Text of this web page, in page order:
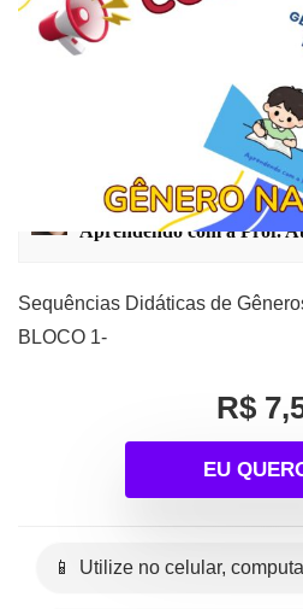
Sequências
textuais
Vendedor:
Aprendendo com a Prof.
Sequências Didáticas de
BLOCO 1-
R$
EU
📱 Utilize no celular,